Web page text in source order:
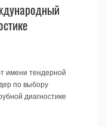
имени тендерной
по выбору
диагностике